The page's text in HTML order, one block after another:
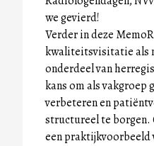
we gevierd!
Verder in deze
kwaliteitsvisitatie als
onderdeel van
kans om als vakgroep
verbeteren en
structureel te borgen.
een praktijkvoorbeeld